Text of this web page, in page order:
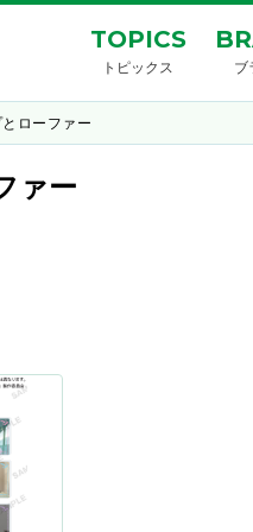
TOPICS
トピックス ブ
ローファー
ァー